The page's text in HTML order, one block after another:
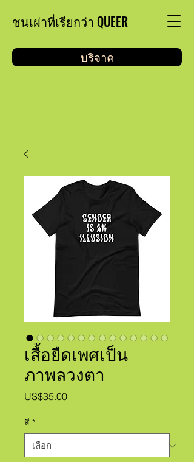
ชนเผ่าที่เรียกว่า QUEER
บริจาค
เสื้อยืดเพศเป็น
ภาพลวงตา
US$35.00ราคา
สี *